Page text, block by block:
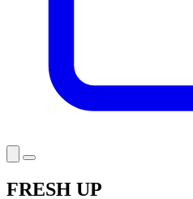
FRESH UP